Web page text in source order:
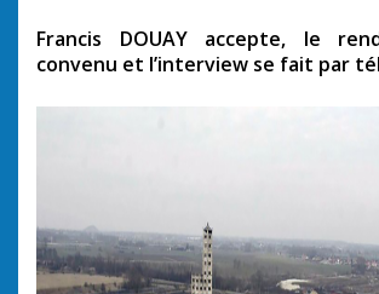
Francis DOUAY accepte, le
convenu et l’interview se fait par